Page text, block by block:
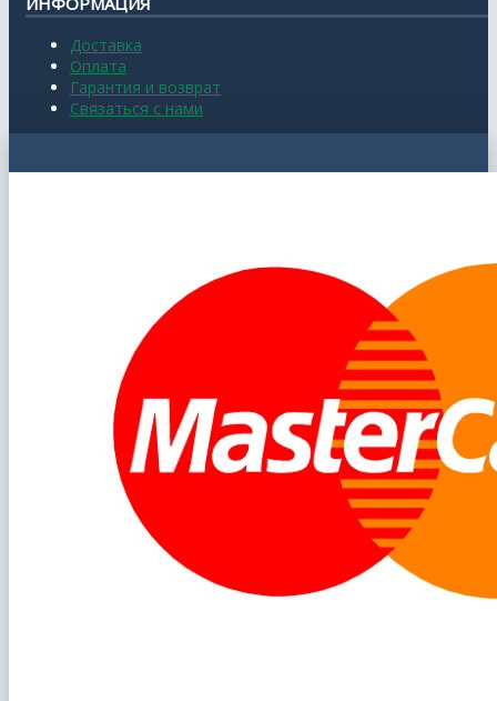
Доставка
Оплата
Гарантия и возврат
Связаться с нами